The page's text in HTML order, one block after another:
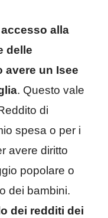
alla
delle
avere un Isee
. Questo vale
di
spesa o per i
avere diritto
popolare o
dei bambini.
dei redditi dei